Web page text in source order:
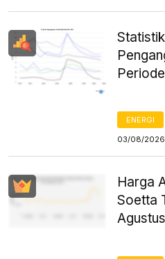
ENERGI
03/08/2026
Harga
Soetta